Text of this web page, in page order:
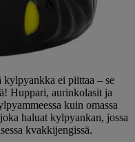
kylpyankka ei piittaa – se
Huppari, aurinkolasit ja
kuin omassa
haluat kylpyankan, jossa
kvakkijengissä.